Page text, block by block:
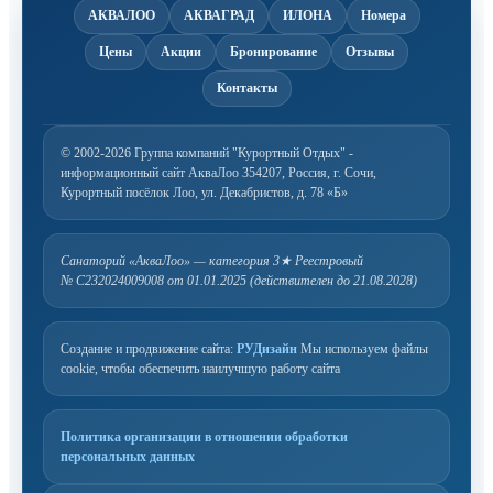
АКВАЛОО АКВАГРАД ИЛОНА Номера
Цены Акции Бронирование Отзывы
Контакты
© 2002-2026 Группа компаний "Курортный Отдых" -
информационный сайт АкваЛоо 354207, Россия, г. Сочи,
Курортный посёлок Лоо, ул. Декабристов, д. 78 «Б»
Санаторий «АкваЛоо» — категория 3★ Реестровый
№ С232024009008 от 01.01.2025 (действителен до 21.08.2028)
Создание и продвижение сайта: РУДизайн Мы используем файлы
cookie, чтобы обеспечить наилучшую работу сайта
Политика организации в отношении обработки
персональных данных